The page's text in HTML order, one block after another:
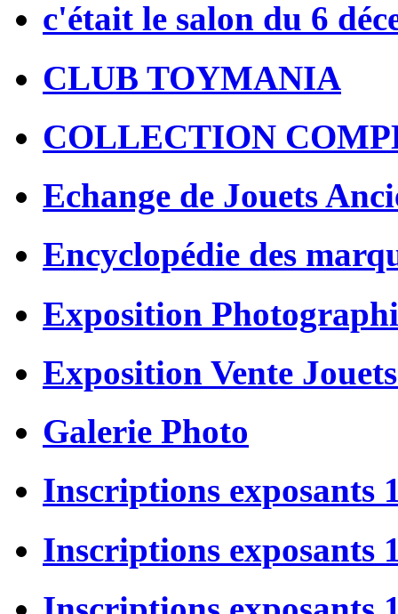
c'était le salon du 6
CLUB TOYMANIA
COLLECTION
Echange de Jouets
Encyclopédie des
Exposition
Exposition Vente
Galerie Photo
Inscriptions exposants
Inscriptions exposants